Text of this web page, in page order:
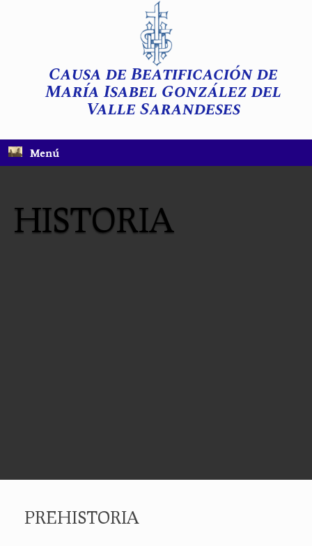
Causa de Beatificación de
María Isabel González del
Valle Sarandeses
Menú
HISTORIA
PREHISTORIA